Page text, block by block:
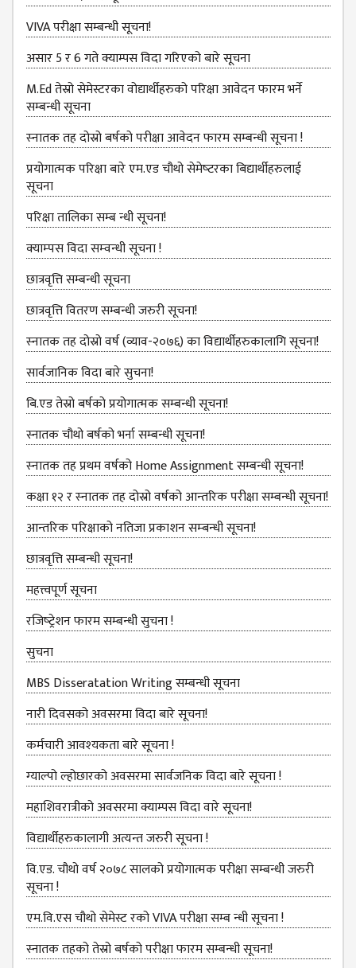
PROGRAMS
& POLICIES
FEE
STRUCTURE
METHODS &
TECHNIQUES
RULES &
REGULATION
KMC INTAKE
CAPACITY
RESULT
REPORTS &
PUBLICATION
AUDIT
REPORT
ANNUAL
REPORT
TRACER
STUDY
REPORT
JOURNAL &
BULLETIN
BROCHURE
PROSPECTUS
CURRICULUM &
SYLLABUS
MANAGEMENT(BBS)
BBS FIRST YEAR
BBS SECOND YEAR
BBS THIRD YEAR
BBS FOURTH YEAR
HUMANITIES (BA)
BA FIRST YEAR
BA SECOND YEAR
BA THIRD YEAR
BA FOURTH YEAR
EDUCATION(B.ED)
VIVA परीक्षा सम्बन्‍धी सूचना!
असार 5 र 6 गते क्याम्पस विदा गरिएको बारे सूचना
M.Ed तेस्रो सेमेस्टरका वोद्यार्थीहरुको परिक्षा आवेदन फारम भर्ने
सम्बन्धी सूचना
स्‍नातक तह दोस्रो बर्षको परीक्षा आवेदन फारम सम्बन्धी सूचना !
प्रयोगात्मक परिक्षा बारे एम.एड चौथो सेमेष्‍टरका बिद्यार्थीहरुलाई
सूचना
परिक्षा तालिका सम्ब न्धी सूचना!
क्‍याम्‍पस विदा सम्‍वन्‍धी सूचना !
छात्रवृत्ति सम्बन्धी सूचना
छात्रवृत्ति वितरण सम्बन्धी जरुरी सूचना!
स्‍नातक तह दोस्रो वर्ष (व्याव-२०७६) का विद्यार्थीहरुकालागि सूचना!
सार्वजानिक विदा बारे सुचना!
बि.एड तेस्रो बर्षको प्रयोगात्मक सम्बन्धी सूचना!
स्नातक चौथो बर्षको भर्ना सम्बन्धी सूचना!
स्‍नातक तह प्रथम वर्षको Home Assignment सम्बन्धी सूचना!
कक्षा १२ र स्‍नातक तह दोस्रो वर्षको आन्‍तरिक परीक्षा सम्बन्‍धी सूचना!
आन्‍तरिक परिक्षाको नतिजा प्रकाशन सम्‍बन्‍धी सूचना!
छात्रवृत्ति सम्बन्‍धी सूचना!
महत्त्वपूर्ण सूचना
रजिष्‍ट्रेशन फारम सम्बन्धी सुचना !
सुचना
MBS Disseratation Writing सम्बन्‍धी सूचना
नारी दिवसको अवसरमा विदा बारे सूचना!
कर्मचारी आवश्‍यकता बारे सूचना !
ग्‍याल्‍पो ल्‍होछारको अवसरमा सार्वजनिक विदा बारे सूचना !
महाशिवरात्रीको अवसरमा क्याम्पस विदा वारे सूचना!
विद्यार्थीहरुकालागी अत्यन्त जरुरी सूचना !
वि.एड. चौथो वर्ष २०७८ सालको प्रयोगात्मक परीक्षा सम्बन्धी जरुरी
सूचना !
एम.वि.एस चौथो सेमेस्ट रको VIVA परीक्षा सम्ब न्धी सूचना !
स्नातक तहको तेस्रो बर्षको परीक्षा फारम सम्बन्‍धी सूचना!